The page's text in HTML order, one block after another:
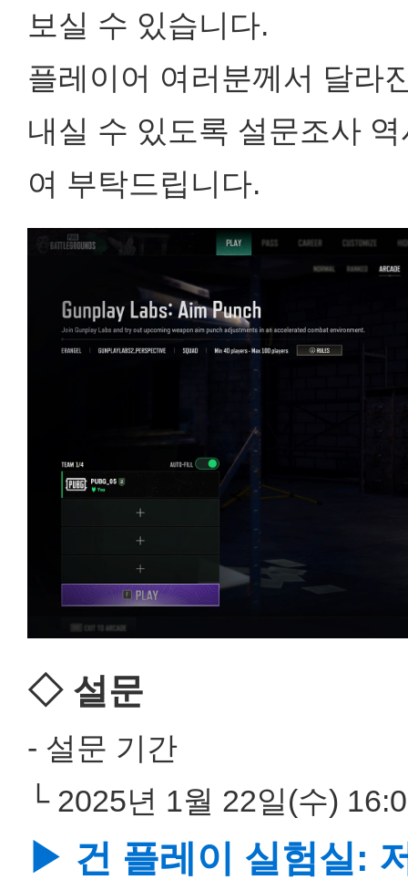
보실 수 있습니다.
플레이어 여러분께서 달라
내실 수 있도록 설문조사
여 부탁드립니다.
◇ 설문
- 설문 기간
└ 2025년 1월 22일(수)
▶ 건 플레이 실험실: